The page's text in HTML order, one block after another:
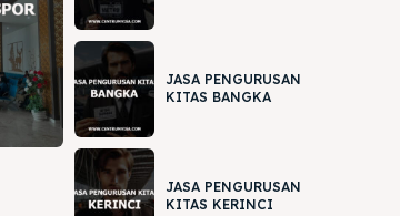
JASA PENGURUSAN
KITAS BANGKA
JASA PENGURUSAN
KITAS KERINCI